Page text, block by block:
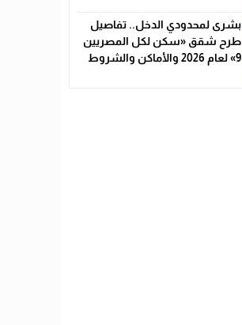
بشرى لمحدودي الدخل.. تفاصيل
طرح شقق «سكن لكل المصريين
9» لعام 2026 والأماكن والشروط